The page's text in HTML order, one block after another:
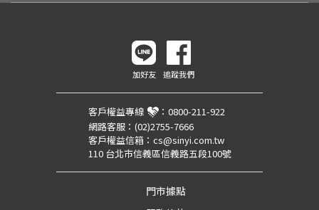
加好友 追蹤我們
客戶權益專線 ： 0800-211-922
網路客服： (02)2755-7666
客戶權益信箱： cs@sinyi.com.tw
110 台北市信義區信義路五段100號
門市據點